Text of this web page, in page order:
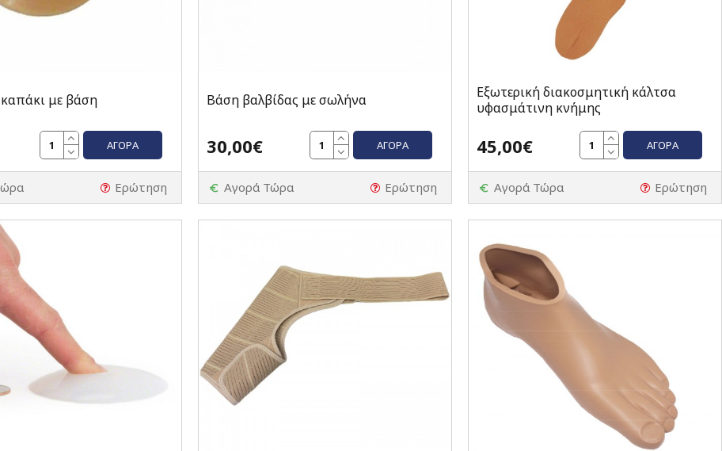
με βάση
ΑΓΟΡΆ
Ερώτηση
Βάση βαλβίδας με σωλήνα
30,00€ ΑΓΟΡΆ
Αγορά Τώρα Ερώτηση
Εξωτερική διακοσμητική κάλτσα
υφασμάτινη κνήμης
45,00€ ΑΓΟΡΆ
Αγορά Τώρα Ερώτηση